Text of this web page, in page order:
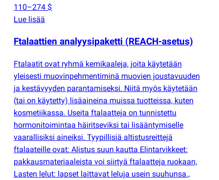
110–274 $
Lue lisää
Ftalaattien analyysipaketti (REACH-asetus)
Ftalaatit ovat ryhmä kemikaaleja, joita käytetään
yleisesti muovinpehmentiminä muovien joustavuuden
ja kestävyyden parantamiseksi. Niitä myös käytetään
(tai on käytetty) lisäaineina muissa tuotteissa, kuten
kosmetiikassa. Useita ftalaatteja on tunnistettu
hormonitoimintaa häiritseviksi tai lisääntymiselle
vaarallisiksi aineiksi. Tyypillisiä altistusreittejä
ftalaateille ovat: Alistus suun kautta Elintarvikkeet:
pakkausmateriaaleista voi siirtyä ftalaatteja ruokaan,
Lasten lelut: lapset laittavat leluja usein suuhunsa.,